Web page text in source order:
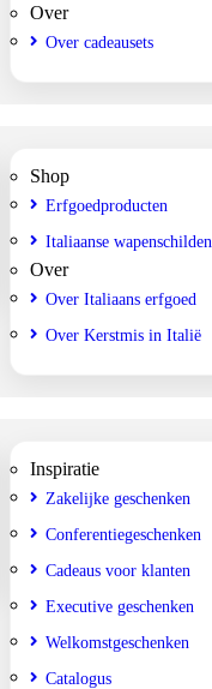
Over
Over cadeausets
Shop
Erfgoedproducten
Italiaanse wapenschilden
Over
Over Italiaans erfgoed
Over Kerstmis in Italië
Inspiratie
Zakelijke geschenken
Conferentiegeschenken
Cadeaus voor klanten
Executive geschenken
Welkomstgeschenken
Catalogus